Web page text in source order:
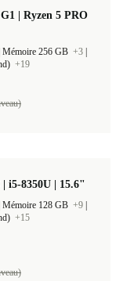
| Ryzen 5 PRO
Mémoire 256 GB +3
+19
i5-8350U | 15.6"
Mémoire 128 GB +9
+15